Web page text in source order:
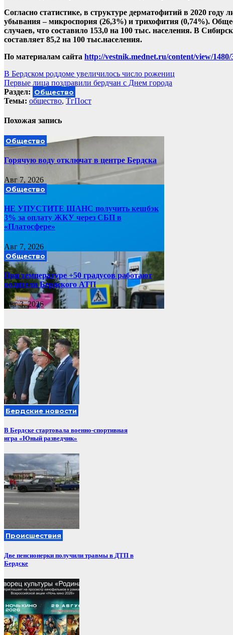
Согласно статистике, в структуре дерматофитий в 2020
убывания – микроспория (26,3%) и трихофития (0,74%).
случаев, что составило 153,0 на 100 тыс. населения. В
составляет 85,2 на 100 тыс.населения.
По материалам сайта http://vestnik.mednet.ru/content/view/
Навигация
по
записям
В Бердском роддоме увеличилось число рожениц
Первые лица поздравили бердчан с Днем города
Раздел: Общество
Темы: общество, ТгПост
Похожая запись
Общество
Горячую воду отключат в центре Бердска
Авг 7, 2026
Общество
НЕ УПУСТИТЕ ШАНС получить кешбэк
3% за оплату ЖКУ через СБП в
«Платосфере»
Авг 7, 2026
Общество
При температуре +50 градусов работают
водители Бердского АТП
Авг 3, 2026
Бердские новости
В Бердске стартовала военно-спортивная
игра «Юный разведчик»
Происшествия
Две пенсионерки получили травмы в ДТП в
Бердске